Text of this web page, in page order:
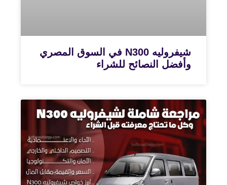
شيفروليه N300 في السوق المصري
وأفضل النصائح للشراء